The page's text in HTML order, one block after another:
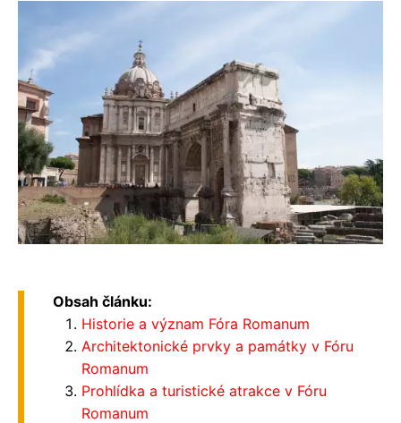
Obsah článku:
Historie a význam Fóra Romanum
Architektonické prvky a památky v Fóru
Romanum
Prohlídka a turistické atrakce v Fóru
Romanum